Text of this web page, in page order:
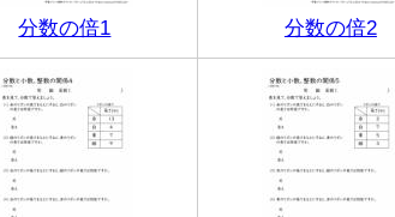
分数の倍1 分数の倍2